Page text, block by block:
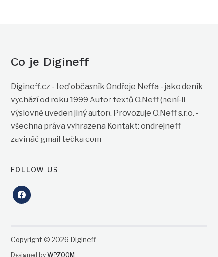
Co je Digineff
Digineff.cz - teď občasník Ondřeje Neffa - jako deník
vychází od roku 1999 Autor textů O.Neff (není-li
výslovně uveden jiný autor). Provozuje O.Neff s.r.o. -
všechna práva vyhrazena Kontakt: ondrejneff
zavináč gmail tečka com
FOLLOW US
facebook
Copyright © 2026 Digineff
Designed byWPZOOM